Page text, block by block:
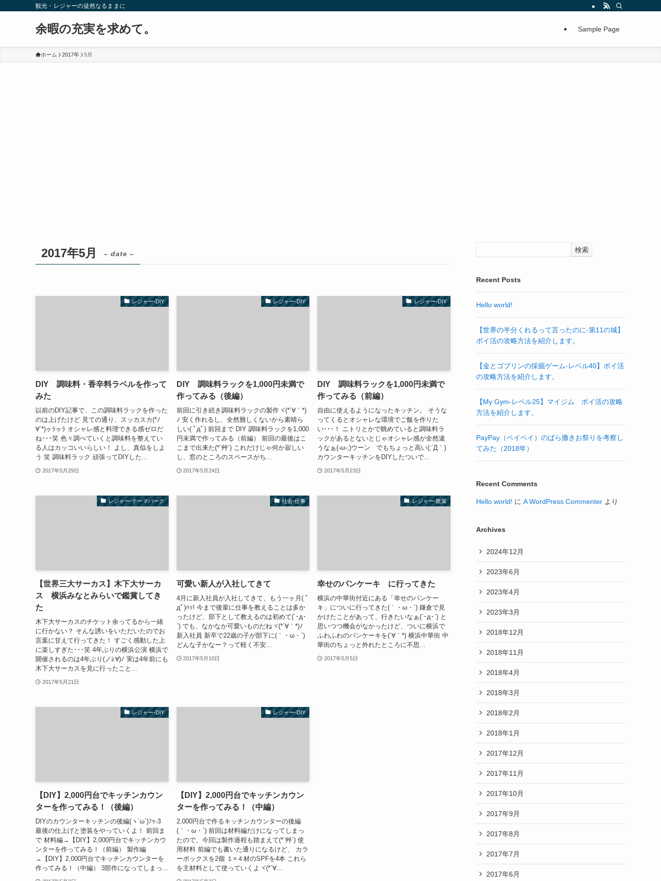
観光・レジャーの徒然なるままに
余暇の充実を求めて。 Sample Page
ホーム 2017年 5月
2017年5月 – date –
レジャー-DIY
DIY 調味料・香辛料ラベルを作って
みた
以前のDIY記事で、この調味料ラックを作った
のは上げたけど 見ての通り、スッカスカ(*ﾉ
∀`*)ヶﾗヶﾗ オシャレ感と料理できる感ゼロだ
ね･･･笑 色々調べていくと調味料を整えてい
る人はカッコいいらしい！ よし、真似をしよ
う 笑 調味料ラック 頑張ってDIYした...
2017年5月29日
レジャー-DIY
DIY 調味料ラックを1,000円未満で
作ってみる（後編）
前回に引き続き調味料ラックの製作ヾ(*´∀｀*)
ﾉ 安く作れるし、全然難しくないから素晴ら
しい( ﾟдﾟ) 前回まで DIY 調味料ラックを1,000
円未満で作ってみる（前編） 前回の最後はこ
こまで出来た(*´艸`) これだけじゃ何か寂しい
し、窓のところのスペースがち...
2017年5月24日
レジャー-DIY
DIY 調味料ラックを1,000円未満で
作ってみる（前編）
自由に使えるようになったキッチン。 そうな
ってくるとオシャレな環境でご飯を作りた
い･･･！ ニトリとかで眺めていると調味料ラ
ックがあるとないとじゃオシャレ感が全然違
うなぁ(-ω-;)ウーン でもちょっと高い(;´Д｀)
カウンターキッチンをDIYしたついで...
2017年5月23日
レジャー-テーマパーク
【世界三大サーカス】木下大サーカ
ス 横浜みなとみらいで鑑賞してき
た
木下大サーカスのチケット余ってるから一緒
に行かない？ そんな誘いをいただいたのでお
言葉に甘えて行ってきた！ すごく感動した上
に楽しすぎた･･･笑 4年ぶりの横浜公演 横浜で
開催されるのは4年ぶり(ノ≧∀)ﾉ 実は4年前にも
木下大サーカスを見に行ったこと...
2017年5月21日
社会-仕事
可愛い新人が入社してきて
4月に新入社員が入社してきて、もう一ヶ月( ﾟ
дﾟ)ﾊｯ! 今まで後輩に仕事を教えることは多か
ったけど、部下として教えるのは初めて(´･д･
`) でも、なかなか可愛いものだねヾ(*´∀｀*)ﾉ
新入社員 新卒で22歳の子が部下に(｀・ω・´)
どんな子かなー？って軽く不安...
2017年5月10日
レジャー-散策
幸せのパンケーキ に行ってきた
横浜の中華街付近にある「幸せのパンケー
キ」についに行ってきた(｀・ω・´) 鎌倉で見
かけたことがあって、行きたいなぁ(´･д･`) と
思いつつ機会がなかったけど、ついに横浜で
ふわふわのパンケーキを(´∀｀*) 横浜中華街 中
華街のちょっと外れたところに不思...
2017年5月5日
レジャー-DIY
【DIY】2,000円台でキッチンカウン
ターを作ってみる！（後編）
DIYのカウンターキッチンの後編(ヽ´ω`)ﾌｩ-3
最後の仕上げと塗装をやっていくよ！ 前回ま
で 材料編→【DIY】2,000円台でキッチンカウ
ンターを作ってみる！（前編） 製作編
→【DIY】2,000円台でキッチンカウンターを
作ってみる！（中編） 3部作になってしまっ...
レジャー-DIY
【DIY】2,000円台でキッチンカウン
ターを作ってみる！（中編）
2,000円台で作るキッチンカウンターの後編
(｀・ω・´) 前回は材料編だけになってしまっ
たので、今回は製作過程も踏まえて(*´艸`) 使
用材料 前編でも書いた通りになるけど、 カラ
ーボックスを2個 １×４材のSPFを4本 これら
を主材料として使っていくよヾ(*´∀...
検索
Recent Posts
Hello world!
【世界の半分くれるって言ったのに‐第11の城】
ポイ活の攻略方法を紹介します。
【金とゴブリンの採掘ゲーム-レベル40】ポイ活
の攻略方法を紹介します。
【My Gym-レベル25】マイジム ポイ活の攻略
方法を紹介します。
PayPay（ペイペイ）のばら撒きお祭りを考察し
てみた（2018年）
Recent Comments
Hello world! に A WordPress Commenter より
Archives
2024年12月
2023年6月
2023年4月
2023年3月
2018年12月
2018年11月
2018年4月
2018年3月
2018年2月
2018年1月
2017年12月
2017年11月
2017年10月
2017年9月
2017年8月
2017年7月
2017年6月